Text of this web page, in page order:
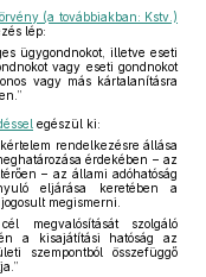
(a továbbiakban: Kstv.)
lép:
ügygondnokot, illetve eseti
vagy eseti gondnokot
vagy más kártalanításra
egészül ki:
rendelkezésre állása
érdekében – az
– az állami adóhatóság
eljárása keretében a
megismerni.
megvalósítását szolgáló
a kisajátítási hatóság az
szempontból összefüggő